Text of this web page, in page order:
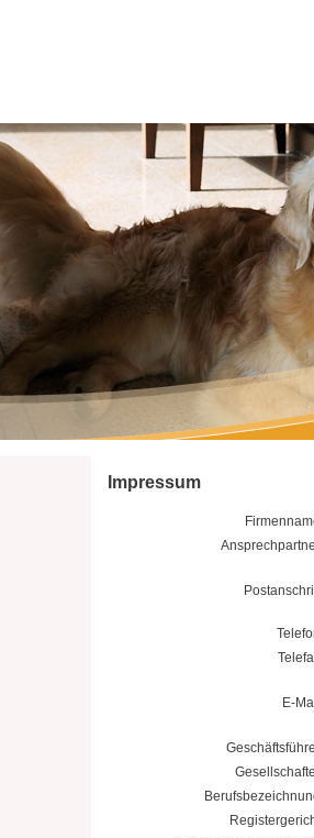
Impressum
E-